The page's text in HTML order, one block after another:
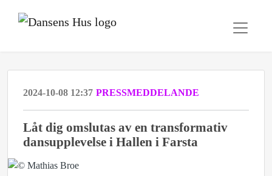
2024-10-08 12:37 PRESSMEDDELANDE
Låt dig omslutas av en transformativ
dansupplevelse i Hallen i Farsta